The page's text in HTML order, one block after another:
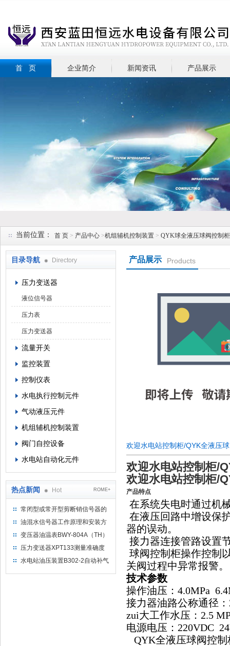
首 页 企业简介 新闻资讯 产品展示
当前位置： 首 页 > 产品中心 >机组辅机控制装置 > QYK球全液压球阀控制柜
目录导航 Directory
压力变送器
液位信号器
压力表
压力变送器
流量开关
监控装置
控制仪表
水电执行控制元件
气动液压元件
机组辅机控制装置
阀门自控设备
水电站自动化元件
热点新闻 Hot ROME+
常闭型或常开型剪断销信号器的
工作原理
油混水信号器工作原理和安装方
式
变压器油温表BWY-804A（TH）
测量范围
压力变送器XPT133测量准确度
不高是什么原因导致的？
水电站油压装置B302-2自动补气
产品展示 Products
欢迎水电站控制柜/QYK全液压
欢迎水电站控制柜/
欢迎水电站控制柜/
产品特点
在系统失电时通过机
在液压回路中增设保
器的误动。
接力器连接管路设置
球阀控制柜操作控制
关阀过程中异常报警。
技术参数
操作油压：4.0MPa
接力器油路公称通径
zui大工作水压：2.5
电源电压：220VDC
QYK全液压球阀控制